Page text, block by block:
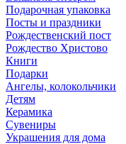
Подарочная упаковка
Посты и праздники
Рождественский пост
Рождество Христово
Книги
Подарки
Ангелы, колокольчики
Детям
Керамика
Сувениры
Украшения для дома